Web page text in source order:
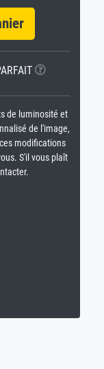
de luminosité et
de l'image,
modifications
S'il vous plaît